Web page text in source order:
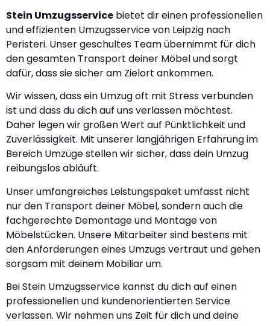
Stein Umzugsservice bietet dir einen professionellen
und effizienten Umzugsservice von Leipzig nach
Peristeri. Unser geschultes Team übernimmt für dich
den gesamten Transport deiner Möbel und sorgt
dafür, dass sie sicher am Zielort ankommen.
Wir wissen, dass ein Umzug oft mit Stress verbunden
ist und dass du dich auf uns verlassen möchtest.
Daher legen wir großen Wert auf Pünktlichkeit und
Zuverlässigkeit. Mit unserer langjährigen Erfahrung im
Bereich Umzüge stellen wir sicher, dass dein Umzug
reibungslos abläuft.
Unser umfangreiches Leistungspaket umfasst nicht
nur den Transport deiner Möbel, sondern auch die
fachgerechte Demontage und Montage von
Möbelstücken. Unsere Mitarbeiter sind bestens mit
den Anforderungen eines Umzugs vertraut und gehen
sorgsam mit deinem Mobiliar um.
Bei Stein Umzugsservice kannst du dich auf einen
professionellen und kundenorientierten Service
verlassen. Wir nehmen uns Zeit für dich und deine